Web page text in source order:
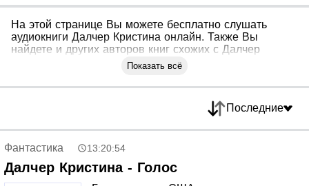
На этой странице Вы можете бесплатно слушать
аудиокниги Далчер Кристина онлайн. Также Вы
найдете и других авторов книг схожих с Далчер
Показать всё
Последние
Фантастика 13:20:54
Далчер Кристина - Голос